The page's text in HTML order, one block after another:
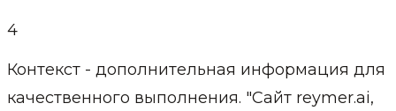
4
Контекст - дополнительная информация для
качественного выполнения. "Сайт reymer.ai,